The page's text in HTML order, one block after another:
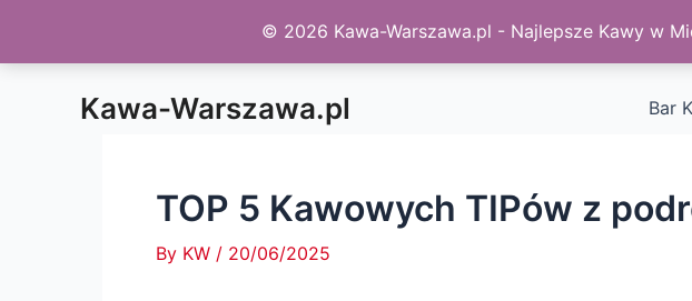
© 2026 Kawa-Warszawa.pl - Najlepsze Kawy w
Kawa-Warszawa.pl Bar
TOP 5 Kawowych TIPów z
By KW / 20/06/2025